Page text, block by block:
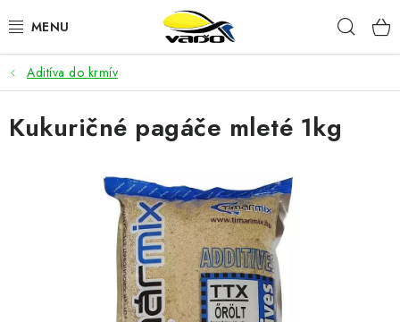
na
ŽIVÁ NÁSTRAHA
BIŽUTÉRIA
NÁSTRAHY A KRMIVÁ
Aditíva do krmív
Kukuričné pagáče mleté 1kg